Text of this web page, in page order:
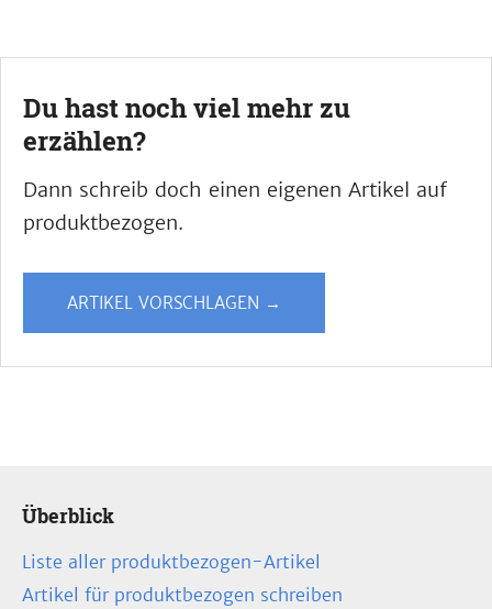
Du hast noch viel mehr zu
erzählen?
Dann schreib doch einen eigenen Artikel auf
produktbezogen.
ARTIKEL VORSCHLAGEN →
Überblick
Liste aller produktbezogen-Artikel
Artikel für produktbezogen schreiben